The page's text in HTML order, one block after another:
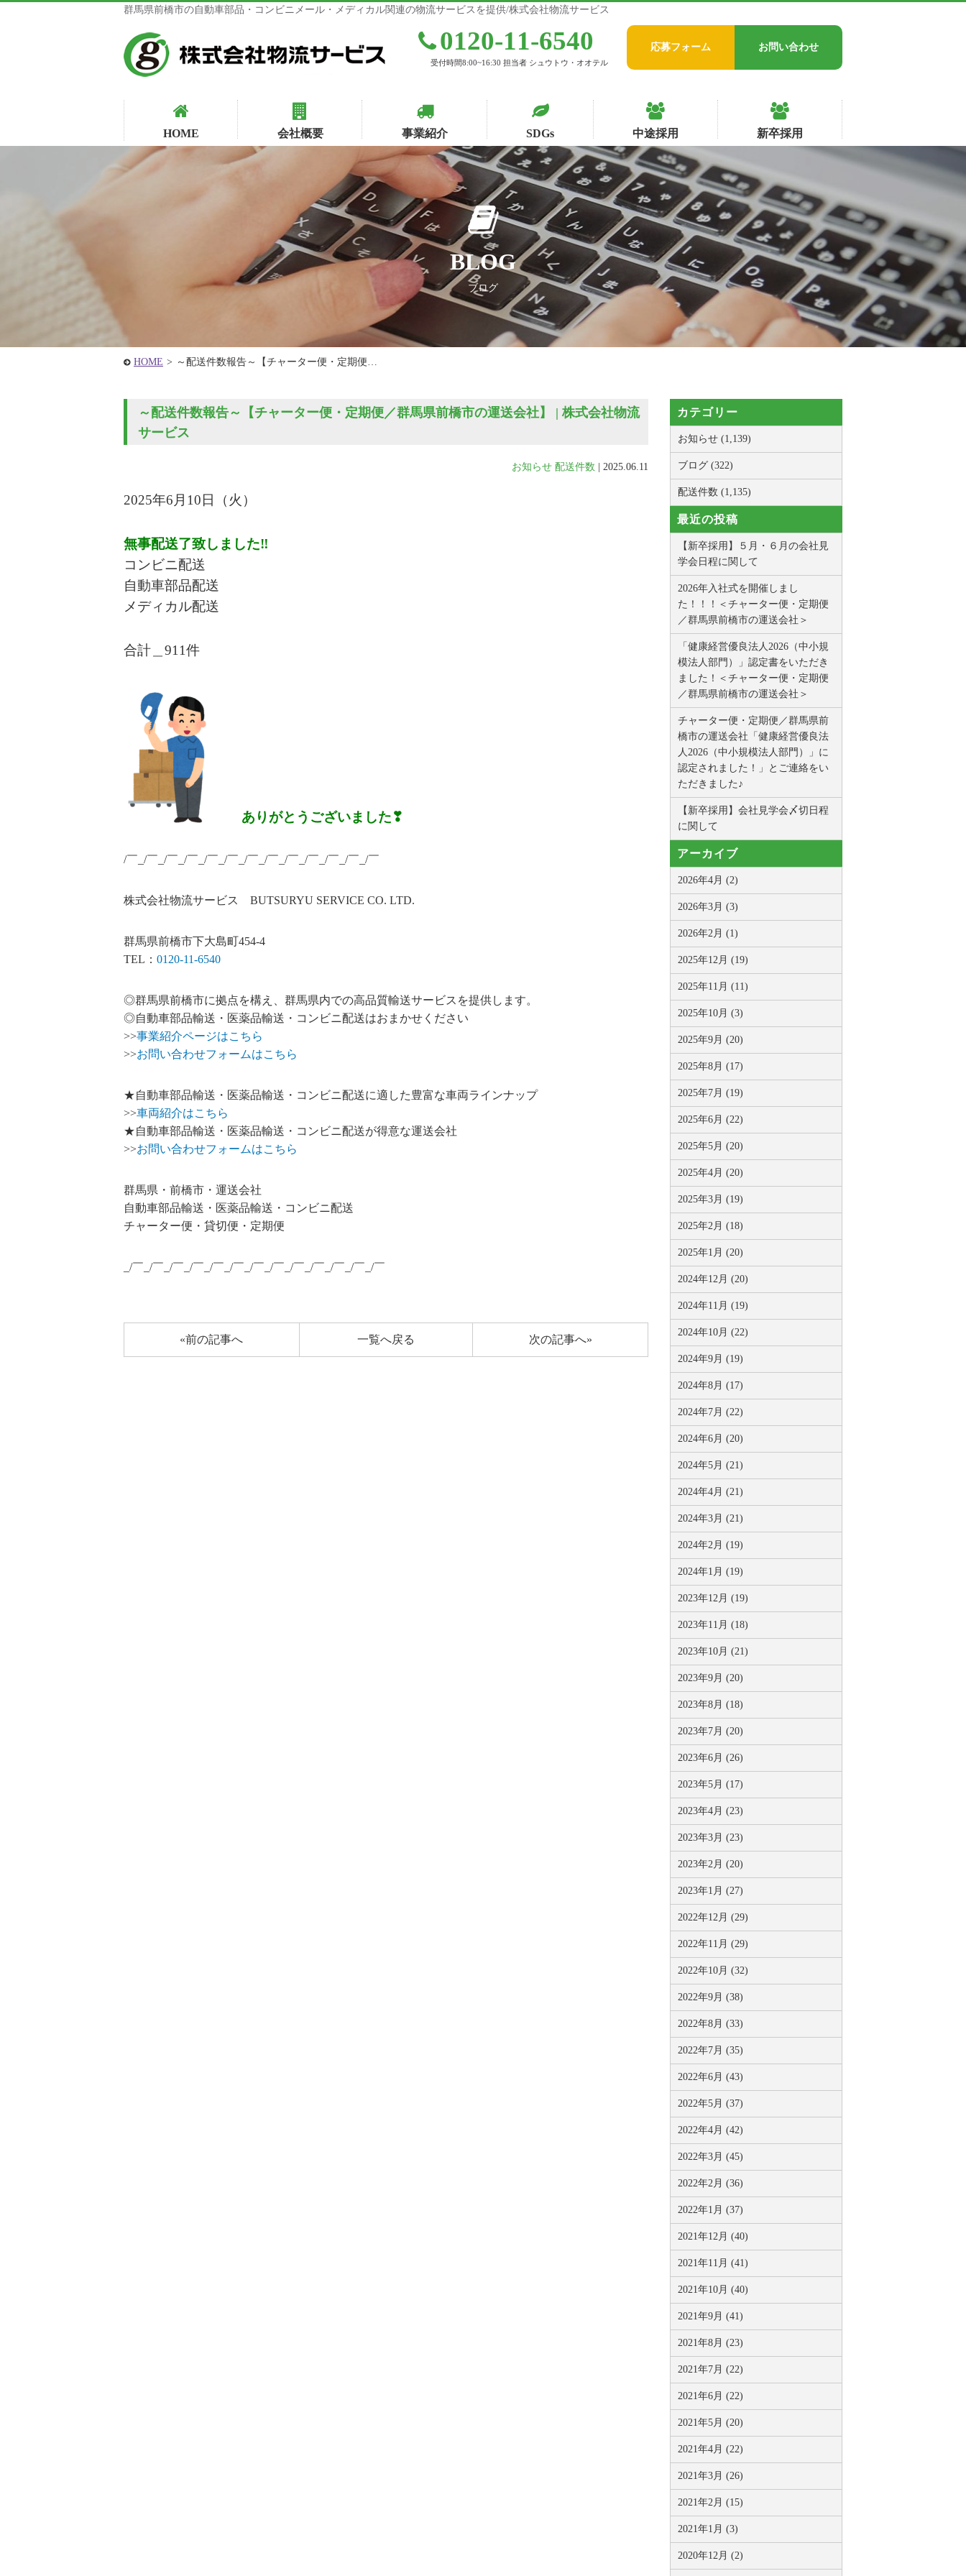
群馬県前橋市の自動車部品・コンビニメール・メディカル関連の物流サービスを提供/株式会社物流サービス
HOME 会社概要 事業紹介 SDGs 中途採用 新卒採用
応募フォーム お問い合わせ
0120-11-6540
受付時間8:00~16:30 担当者 シュウトウ・オオテル
BLOG
ブログ
HOME > ～配送件数報告～【チャーター便・定期便…
～配送件数報告～【チャーター便・定期便／群馬県前橋市の運送会社】 | 株式会社物流
サービス
お知らせ 配送件数 2025.06.11
2025年6 月10 日 （火 ）
無事配送了致しました‼
コンビニ配送
自動車部品配送
メディカル配送
合計＿911件
ありがとうございました❣
/￣_/￣_/￣_/￣_/￣_/￣_/￣_/￣_/￣_/￣_/￣_/￣_/￣
株式会社物流サービス BUTSURYU SERVICE CO. LTD.
群馬県前橋市下大島町454-4
TEL： 0120-11-6540
◎群馬県前橋市に拠点を構え、群馬県内での高品質輸送サービスを提供します。
◎自動車部品輸送・医薬品輸送・コンビニ配送はおまかせください
>>事業紹介ページはこちら
>>お問い合わせフォームはこちら
★自動車部品輸送・医薬品輸送・コンビニ配送に適した豊富な車両ラインナップ
>>車両紹介はこちら
★自動車部品輸送・医薬品輸送・コンビニ配送が得意な運送会社
>>お問い合わせフォームはこちら
群馬県・前橋市・運送会社
自動車部品輸送・医薬品輸送・コンビニ配送
チャーター便・貸切便・定期便
_/￣_/￣_/￣_/￣_/￣_/￣_/￣_/￣_/￣_/￣_/￣_/￣_/￣
«前の記事へ 次の記事へ»
一覧へ戻る
カテゴリー
お知らせ (1,139)
ブログ (322)
配送件数 (1,135)
最近の投稿
【新卒採用】５月・６月の会社見
学会日程に関して
2026年入社式を開催しまし
た！！！＜チャーター便・定期便
／群馬県前橋市の運送会社＞
「健康経営優良法人2026（中小規
模法人部門）」認定書をいただき
ました！＜チャーター便・定期便
／群馬県前橋市の運送会社＞
チャーター便・定期便／群馬県前
橋市の運送会社「健康経営優良法
人2026（中小規模法人部門）」に
認定されました！」とご連絡をい
ただきました♪
【新卒採用】会社見学会〆切日程
に関して
アーカイブ
2026年4月 (2)
2026年3月 (3)
2026年2月 (1)
2025年12月 (19)
2025年11月 (11)
2025年10月 (3)
2025年9月 (20)
2025年8月 (17)
2025年7月 (19)
2025年6月 (22)
2025年5月 (20)
2025年4月 (20)
2025年3月 (19)
2025年2月 (18)
2025年1月 (20)
2024年12月 (20)
2024年11月 (19)
2024年10月 (22)
2024年9月 (19)
2024年8月 (17)
2024年7月 (22)
2024年6月 (20)
2024年5月 (21)
2024年4月 (21)
2024年3月 (21)
2024年2月 (19)
2024年1月 (19)
2023年12月 (19)
2023年11月 (18)
2023年10月 (21)
2023年9月 (20)
2023年8月 (18)
2023年7月 (20)
2023年6月 (26)
2023年5月 (17)
2023年4月 (23)
2023年3月 (23)
2023年2月 (20)
2023年1月 (27)
2022年12月 (29)
2022年11月 (29)
2022年10月 (32)
2022年9月 (38)
2022年8月 (33)
2022年7月 (35)
2022年6月 (43)
2022年5月 (37)
2022年4月 (42)
2022年3月 (45)
2022年2月 (36)
2022年1月 (37)
2021年12月 (40)
2021年11月 (41)
2021年10月 (40)
2021年9月 (41)
2021年8月 (23)
2021年7月 (22)
2021年6月 (22)
2021年5月 (20)
2021年4月 (22)
2021年3月 (26)
2021年2月 (15)
2021年1月 (3)
2020年12月 (2)